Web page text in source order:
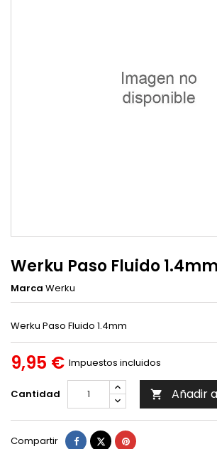
Werku Paso Fluido 1.4mm
Marca Werku
Werku Paso Fluido 1.4mm
9,95 € Impuestos incluidos
Cantidad  Añadir
Compartir Compartir
TuitearPinterest